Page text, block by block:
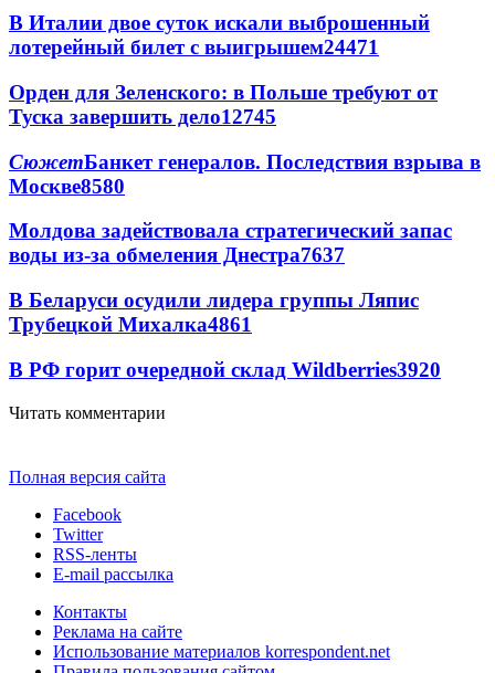
В Италии двое суток искали выброшенный
лотерейный билет с выигрышем24471
Орден для Зеленского: в Польше требуют от
Туска завершить дело12745
СюжетБанкет генералов. Последствия взрыва в
Москве8580
Молдова задействовала стратегический запас
воды из-за обмеления Днестра7637
В Беларуси осудили лидера группы Ляпис
Трубецкой Михалка4861
В РФ горит очередной склад Wildberries3920
Читать комментарии
Полная версия сайта
Facebook
Twitter
RSS-ленты
E-mail рассылка
Контакты
Реклама на сайте
Использование материалов korrespondent.net